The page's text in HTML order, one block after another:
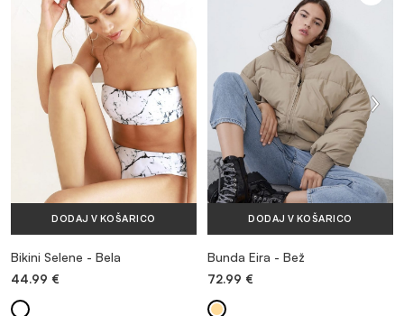
DODAJ V KOŠARICO
Bikini Selene - Bela
44.99 €
DODAJ V KOŠARICO
Bunda Eira - Bež
72.99 €